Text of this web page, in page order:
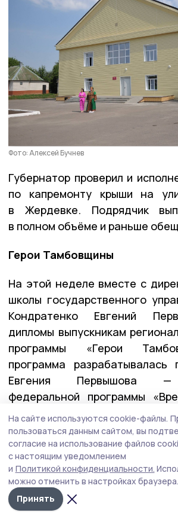
Фото: Алексей Бучнев
Губернатор проверил и
по капремонту крыши на
в Жердевке. Подрядчик
в полном объёме и раньше
Герои Тамбовщины
На этой неделе вместе с
школы государственного
Кондратенко Евгений
дипломы выпускникам
программы «Герои
программа разрабатывалась
Евгения Первышова —
федеральной программы
реализовывалась вместе с
программе — Алексеем
Константином
программу подали почти 400
ветеранов СВО. После всех
испытаний участниками
27 ребят.
На сайте используются cookie-файлы.
пользоваться данным сайтом, вы
согласие на использование файлов
с настоящим уведомлением
и Политикой конфиденциальности.
можно отменить в настройках браузера.
Принять